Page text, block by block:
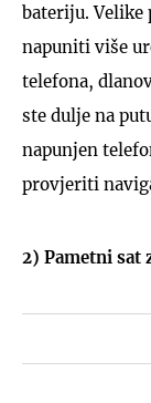
bateriju. Velike
napuniti više
telefona,
ste dulje na
napunjen
provjeriti
2) Pametni sat